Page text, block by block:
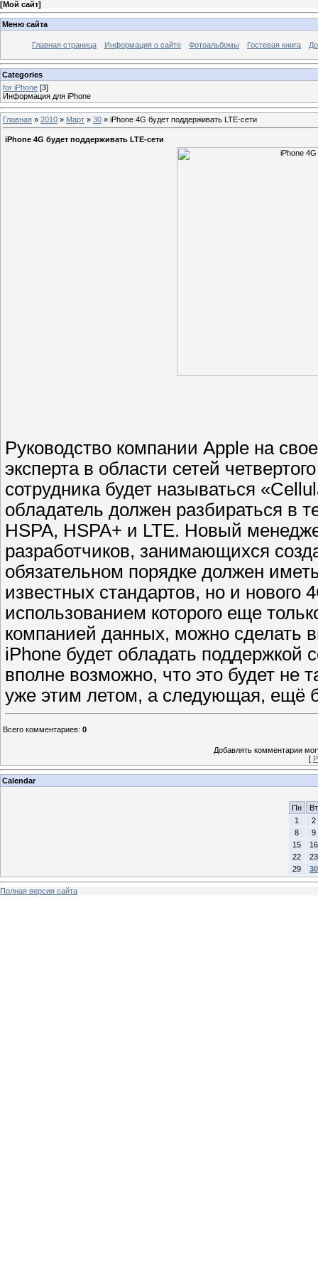
[Мой сайт]
Меню сайта
Главная страница Информация о сайте Фотоальбомы Гостевая книга
Categories
for iPhone [3]
Информация для iPhone
Главная » 2010 » Март » 30 » iPhone 4G будет поддерживать LTE-сети
iPhone 4G будет поддерживать LTE-сети
Руководство компании Apple на
эксперта в области сетей
сотрудника будет называться
обладатель должен разбираться в
HSPA, HSPA+ и LTE. Новый
разработчиков, занимающихся
обязательном порядке должен
известных стандартов, но и нового
использованием которого еще
компанией данных, можно сделать
iPhone будет обладать поддержкой
вполне возможно, что это будет не
уже этим летом, а следующая, ещё
Всего комментариев: 0
Добавлять комментарии
[
Calendar
Пн
Вт
1
2
8
9
15
16
22
23
29
30
Полная версия сайта